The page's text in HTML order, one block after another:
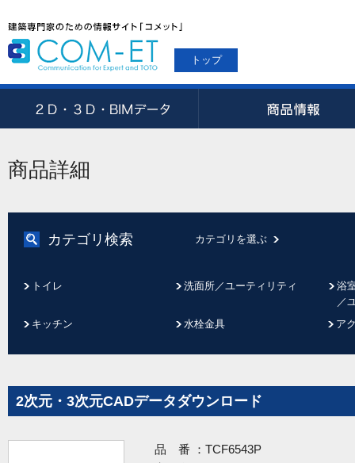
トップ
商品詳細
カテゴリ検索 カテゴリを選ぶ
トイレ 洗面所／ユーティリティ
浴
／
キッチン
水栓金具 ア
2次元・3次元CADデータダウンロード
品 番 ： TCF6543P